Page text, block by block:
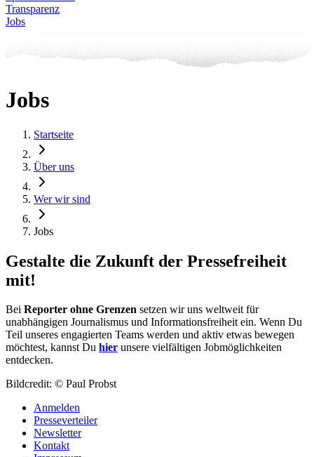
Transparenz
Jobs
Jobs
Startseite
Über uns
Wer wir sind
Jobs
Gestalte die Zukunft der Pressefreiheit
mit!
Bei Reporter ohne Grenzen setzen wir uns weltweit für
unabhängigen Journalismus und Informationsfreiheit ein. Wenn Du
Teil unseres engagierten Teams werden und aktiv etwas bewegen
möchtest, kannst Du hier unsere vielfältigen Jobmöglichkeiten
entdecken.
Bildcredit: © Paul Probst
Anmelden
Presseverteiler
Newsletter
Kontakt